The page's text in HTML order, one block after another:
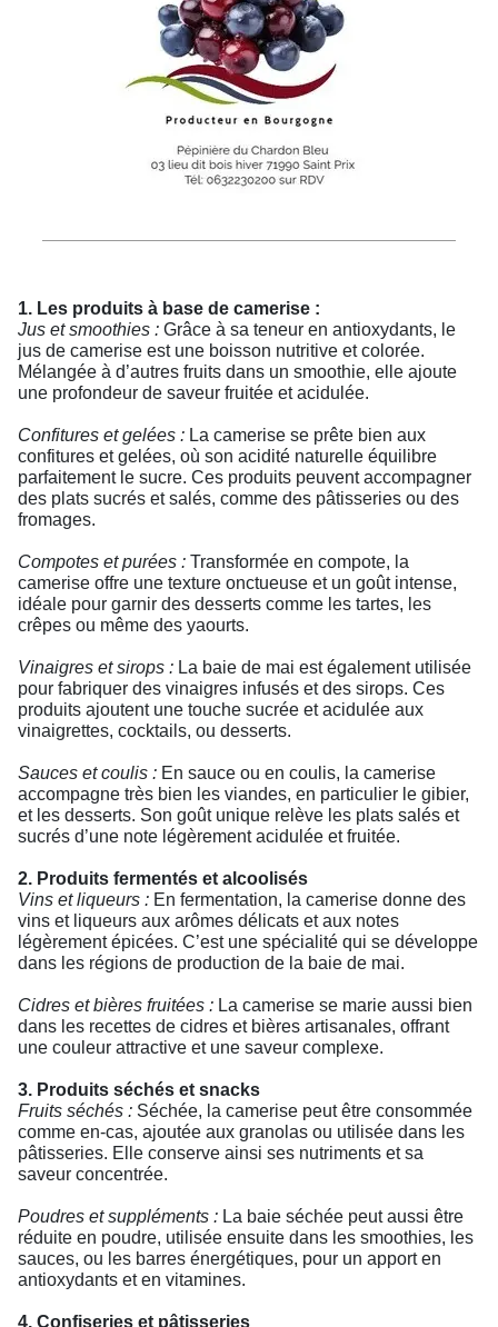
1. Les produits à base de camerise :
Jus et smoothies : Grâce à sa teneur en antioxydants, le
jus de camerise est une boisson nutritive et colorée.
Mélangée à d’autres fruits dans un smoothie, elle ajoute
une profondeur de saveur fruitée et acidulée.
Confitures et gelées : La camerise se prête bien aux
confitures et gelées, où son acidité naturelle équilibre
parfaitement le sucre. Ces produits peuvent accompagner
des plats sucrés et salés, comme des pâtisseries ou des
fromages.
Compotes et purées : Transformée en compote, la
camerise offre une texture onctueuse et un goût intense,
idéale pour garnir des desserts comme les tartes, les
crêpes ou même des yaourts.
Vinaigres et sirops : La baie de mai est également utilisée
pour fabriquer des vinaigres infusés et des sirops. Ces
produits ajoutent une touche sucrée et acidulée aux
vinaigrettes, cocktails, ou desserts.
Sauces et coulis : En sauce ou en coulis, la camerise
accompagne très bien les viandes, en particulier le gibier,
et les desserts. Son goût unique relève les plats salés et
sucrés d’une note légèrement acidulée et fruitée.
2. Produits fermentés et alcoolisés
Vins et liqueurs : En fermentation, la camerise donne des
vins et liqueurs aux arômes délicats et aux notes
légèrement épicées. C’est une spécialité qui se développe
dans les régions de production de la baie de mai.
Cidres et bières fruitées : La camerise se marie aussi bien
dans les recettes de cidres et bières artisanales, offrant
une couleur attractive et une saveur complexe.
3. Produits séchés et snacks
Fruits séchés : Séchée, la camerise peut être consommée
comme en-cas, ajoutée aux granolas ou utilisée dans les
pâtisseries. Elle conserve ainsi ses nutriments et sa
saveur concentrée.
Poudres et suppléments : La baie séchée peut aussi être
réduite en poudre, utilisée ensuite dans les smoothies, les
sauces, ou les barres énergétiques, pour un apport en
antioxydants et en vitamines.
4. Confiseries et pâtisseries